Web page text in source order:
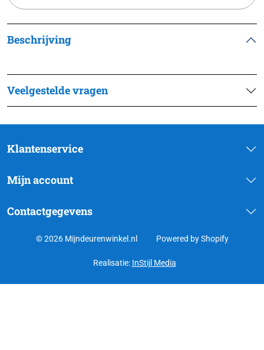
Beschrijving
Veelgestelde vragen
Klantenservice
Mijn account
Contactgegevens
© 2026 Mijndeurenwinkel.nl Powered by Shopify
Realisatie: InStijl Media